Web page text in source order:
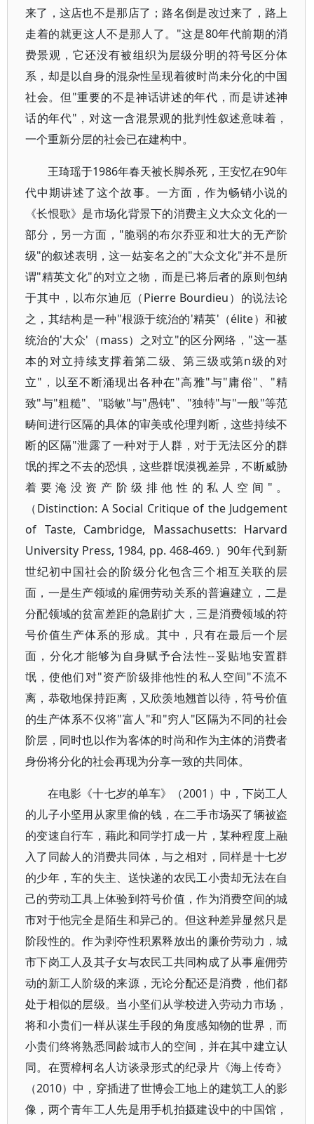
来了，这店也不是那店了；路名倒是改过来了，路上
走着的就更这人不是那人了。"这是80年代前期的消
费景观，它还没有被组织为层级分明的符号区分体
系，却是以自身的混杂性呈现着彼时尚未分化的中国
社会。但"重要的不是神话讲述的年代，而是讲述神
话的年代"，对这一含混景观的批判性叙述意味着，
一个重新分层的社会已在建构中。
王琦瑶于1986年春天被长脚杀死，王安忆在90年
代中期讲述了这个故事。一方面，作为畅销小说的
《长恨歌》是市场化背景下的消费主义大众文化的一
部分，另一方面，"脆弱的布尔乔亚和壮大的无产阶
级"的叙述表明，这一姑妄名之的"大众文化"并不是所
谓"精英文化"的对立之物，而是已将后者的原则包纳
于其中，以布尔迪厄（Pierre Bourdieu）的说法论
之，其结构是一种"根源于统治的'精英'（élite）和被
统治的'大众'（mass）之对立"的区分网络，"这一基
本的对立持续支撑着第二级、第三级或第n级的对
立"，以至不断涌现出各种在"高雅"与"庸俗"、"精
致"与"粗糙"、"聪敏"与"愚钝"、"独特"与"一般"等范
畴间进行区隔的具体的审美或伦理判断，这些持续不
断的区隔"泄露了一种对于人群，对于无法区分的群
氓的挥之不去的恐惧，这些群氓漠视差异，不断威胁
着要淹没资产阶级排他性的私人空间"。
（Distinction: A Social Critique of the Judgement
of Taste, Cambridge, Massachusetts: Harvard
University Press, 1984, pp. 468-469.）90年代到新
世纪初中国社会的阶级分化包含三个相互关联的层
面，一是生产领域的雇佣劳动关系的普遍建立，二是
分配领域的贫富差距的急剧扩大，三是消费领域的符
号价值生产体系的形成。其中，只有在最后一个层
面，分化才能够为自身赋予合法性--妥贴地安置群
氓，使他们对"资产阶级排他性的私人空间"不流不
离，恭敬地保持距离，又欣羡地翘首以待，符号价值
的生产体系不仅将"富人"和"穷人"区隔为不同的社会
阶层，同时也以作为客体的时尚和作为主体的消费者
身份将分化的社会再现为分享一致的共同体。
在电影《十七岁的单车》（2001）中，下岗工人
的儿子小坚用从家里偷的钱，在二手市场买了辆被盗
的变速自行车，藉此和同学打成一片，某种程度上融
入了同龄人的消费共同体，与之相对，同样是十七岁
的少年，车的失主、送快递的农民工小贵却无法在自
己的劳动工具上体验到符号价值，作为消费空间的城
市对于他完全是陌生和异己的。但这种差异显然只是
阶段性的。作为剥夺性积累释放出的廉价劳动力，城
市下岗工人及其子女与农民工共同构成了从事雇佣劳
动的新工人阶级的来源，无论分配还是消费，他们都
处于相似的层级。当小坚们从学校进入劳动力市场，
将和小贵们一样从谋生手段的角度感知物的世界，而
小贵们终将熟悉同龄城市人的空间，并在其中建立认
同。在贾樟柯名人访谈录形式的纪录片《海上传奇》
（2010）中，穿插进了世博会工地上的建筑工人的影
像，两个青年工人先是用手机拍摄建设中的中国馆，